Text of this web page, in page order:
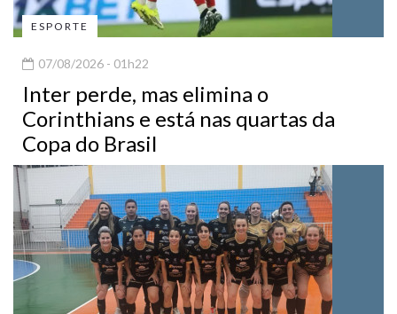
ESPORTE
07/08/2026 - 01h22
Inter perde, mas elimina o
Corinthians e está nas quartas da
Copa do Brasil